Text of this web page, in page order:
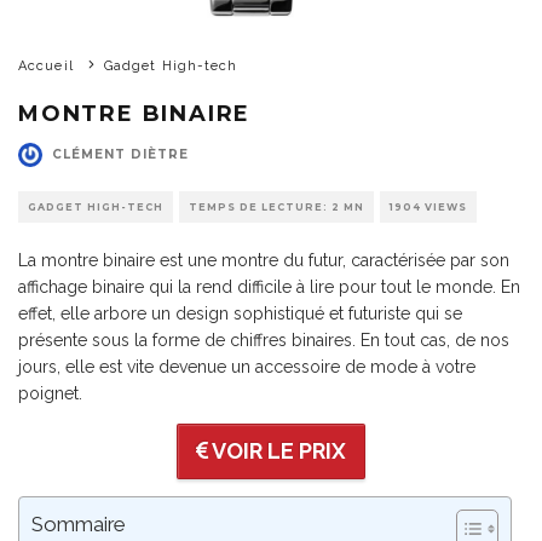
Accueil Gadget High-tech
MONTRE BINAIRE
CLÉMENT DIÈTRE
GADGET HIGH-TECH TEMPS DE LECTURE: 2 MN 1904 VIEWS
La montre binaire est une montre du futur, caractérisée par son
affichage binaire qui la rend difficile à lire pour tout le monde. En
effet, elle arbore un design sophistiqué et futuriste qui se
présente sous la forme de chiffres binaires. En tout cas, de nos
jours, elle est vite devenue un accessoire de mode à votre
poignet.
VOIR LE PRIX
Sommaire